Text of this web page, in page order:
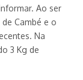
Ao ser
Cambé e o
Na
3 Kg de